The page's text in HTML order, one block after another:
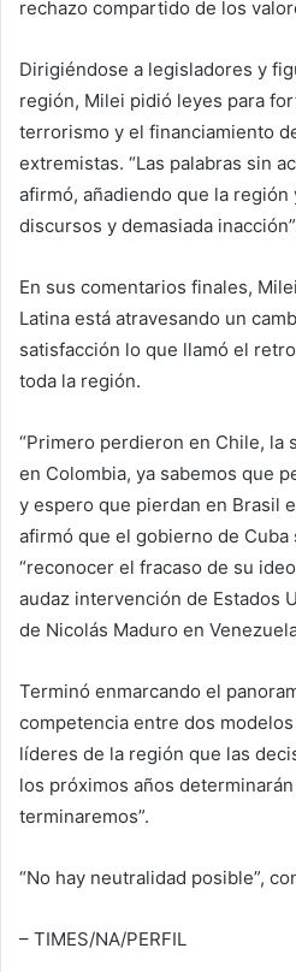
rechazo compartido de los
Dirigiéndose a legisladores y
región, Milei pidió leyes para
terrorismo y el financiamiento
extremistas. “Las palabras sin
afirmó, añadiendo que la región
discursos y demasiada
En sus comentarios finales,
Latina está atravesando un
satisfacción lo que llamó el
toda la región.
“Primero perdieron en Chile, la
en Colombia, ya sabemos que
y espero que pierdan en Brasil
afirmó que el gobierno de Cuba
“reconocer el fracaso de su
audaz intervención de Estados
de Nicolás Maduro en
Terminó enmarcando el
competencia entre dos
líderes de la región que las
los próximos años
terminaremos”.
“No hay neutralidad posible”,
– TIMES/NA/PERFIL